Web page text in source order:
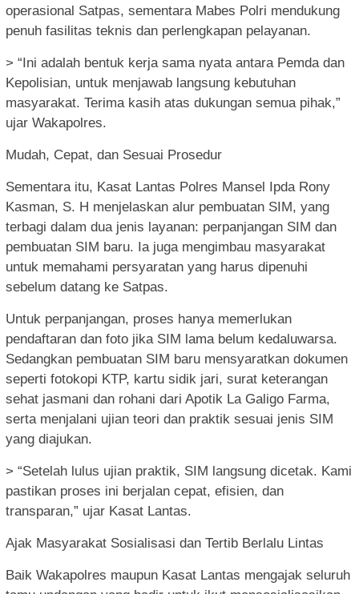
operasional Satpas, sementara Mabes Polri mendukung
penuh fasilitas teknis dan perlengkapan pelayanan.
> “Ini adalah bentuk kerja sama nyata antara Pemda dan
Kepolisian, untuk menjawab langsung kebutuhan
masyarakat. Terima kasih atas dukungan semua pihak,”
ujar Wakapolres.
Mudah, Cepat, dan Sesuai Prosedur
Sementara itu, Kasat Lantas Polres Mansel Ipda Rony
Kasman, S. H menjelaskan alur pembuatan SIM, yang
terbagi dalam dua jenis layanan: perpanjangan SIM dan
pembuatan SIM baru. Ia juga mengimbau masyarakat
untuk memahami persyaratan yang harus dipenuhi
sebelum datang ke Satpas.
Untuk perpanjangan, proses hanya memerlukan
pendaftaran dan foto jika SIM lama belum kedaluwarsa.
Sedangkan pembuatan SIM baru mensyaratkan dokumen
seperti fotokopi KTP, kartu sidik jari, surat keterangan
sehat jasmani dan rohani dari Apotik La Galigo Farma,
serta menjalani ujian teori dan praktik sesuai jenis SIM
yang diajukan.
> “Setelah lulus ujian praktik, SIM langsung dicetak. Kami
pastikan proses ini berjalan cepat, efisien, dan
transparan,” ujar Kasat Lantas.
Ajak Masyarakat Sosialisasi dan Tertib Berlalu Lintas
Baik Wakapolres maupun Kasat Lantas mengajak seluruh